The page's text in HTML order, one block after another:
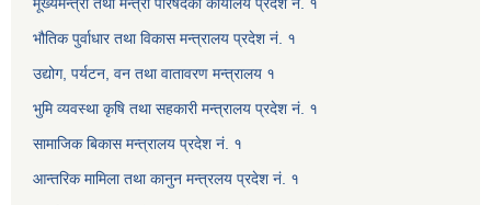
मूख्यमन्त्री तथा मन्त्री परिषदको कार्यालय प्रदेश नं. १
भौतिक पुर्वाधार तथा विकास मन्त्रालय प्रदेश नं. १
उद्योग, पर्यटन, वन तथा वातावरण मन्त्रालय १
भुमि व्यवस्था कृषि तथा सहकारी मन्त्रालय प्रदेश नं. १
सामाजिक बिकास मन्त्रालय प्रदेश नं. १
आन्तरिक मामिला तथा कानुन मन्त्रलय प्रदेश नं. १